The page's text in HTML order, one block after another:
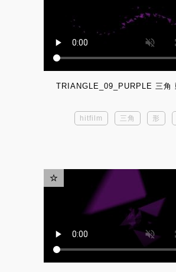
TRIANGLE_09_PURPLE 三角
hitfilm 三角 形